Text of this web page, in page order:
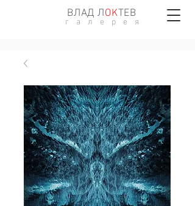
ВЛАД ЛОKТЕВ
г а л е р е я